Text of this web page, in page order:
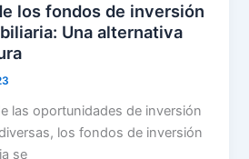
los fondos de inversión
Una alternativa
las oportunidades de inversión
los fondos de inversión
se